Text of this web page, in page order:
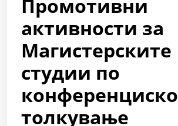
Промотивни
активности за
Магистерските
студии по
конференциско
толкување